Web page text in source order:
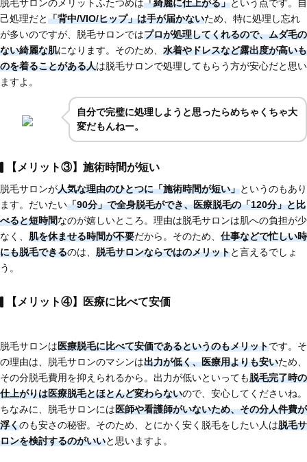
脱毛サロンのメリットふたつめは「綺麗に仕上がる」という点です。自
己処理だと「背中/VIO/ヒップ」は手が届かないため、特に処理し忘れ
が多いのですが、脱毛サロンではプロが処理してくれるので、ムダ毛の
ない綺麗な肌になります。そのため、 水着やドレスなど露出度が高いも
のを着ることがある人は脱毛サロンで処理してもらう方が安心だと思い
ますよ。
自分で完璧に処理しようと思ったらめちゃくちゃ大
変だもんねー。
【メリット③】施術時間が短い
脱毛サロンが人気な理由のひとつに「施術時間が短い」というのもあり
ます。だいたい「90分」で全身脱毛ができ、医療脱毛の「120分」と比
べると短時間なのが嬉しいところ。理由は脱毛サロンは肌への負担が少
なく、 肌を休ませる時間が不要だから。そのため、 仕事などで忙しい時
にも脱毛できるのは、 脱毛サロンならではのメリットと言えるでしょ
う。
【メリット④】医療に比べて安価
脱毛サロンは医療脱毛に比べて安価であるというのもメリットです。そ
の理由は、脱毛サロンのマシンは出力が低く、医療用よりも安いため、
その分脱毛費用を抑えられるから。出力が低いといっても脱毛完了時の
仕上がりは医療脱毛とほとんど変わらないので、安心してくださいね。
ちなみに、脱毛サロンには医師や看護師がいないため、その分人件費が
浮くのも安さの秘密。そのため、とにかく安く脱毛をしたい人は脱毛サ
ロンを検討するのがいいと思いますよ。